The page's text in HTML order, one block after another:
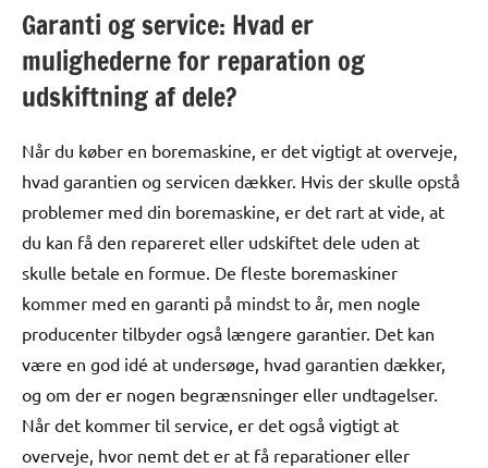
Garanti og service: Hvad er
mulighederne for reparation og
udskiftning af dele?
Når du køber en boremaskine, er det vigtigt at overveje,
hvad garantien og servicen dækker. Hvis der skulle opstå
problemer med din boremaskine, er det rart at vide, at
du kan få den repareret eller udskiftet dele uden at
skulle betale en formue. De fleste boremaskiner
kommer med en garanti på mindst to år, men nogle
producenter tilbyder også længere garantier. Det kan
være en god idé at undersøge, hvad garantien dækker,
og om der er nogen begrænsninger eller undtagelser.
Når det kommer til service, er det også vigtigt at
overveje, hvor nemt det er at få reparationer eller